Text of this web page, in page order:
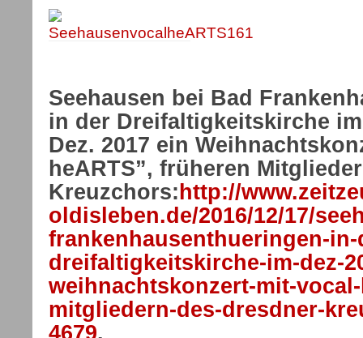
Seehausen bei Bad
in der Dreifaltigkeitskirche
Dez. 2017 ein
heARTS”, früheren
Kreuzchors: http://
oldisleben.de/2016/12/17/
frankenhausenthueringen-in-
dreifaltigkeitskirche-im-dez-
weihnachtskonzert-mit-
mitgliedern-des-dresdner-